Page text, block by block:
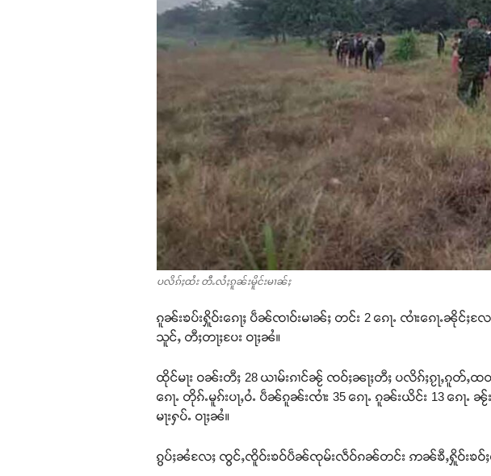
ပလိၵ်ႈထႆး တီႉလႆႈၵူၼ်းမိူင်းမၢၼ်ႈ
ၵူၼ်းၶပ်းႁိူဝ်းၵေႃႈ ပဵၼ်ၸၢဝ်းမၢၼ်ႈ တင်း 2 ၵေႃႉ ၸၢႆးၵေႃႉၼိုင်ႈလ
သူင်ႇ တီႈတႃႈပႄး ဝႃႈၼႆ။
ထိုင်မႃး ဝၼ်းတီႈ 28 ယၢမ်းၵၢင်ၼႂ် ၸဝ်ႈၼႃႈတီႈ ပလိၵ်ႈၵႂႃႇၵူ
ၵေႃႉ တိုၵ်ႉမူၵ်းပႃႇဝႆႉ ပဵၼ်ၵူၼ်းၸၢႆး 35 ၵေႃႉ ၵူၼ်းယိင်း 13 ၵေ
မႃးႁပ်ႉ ဝႃႈၼႆ။
ၵွပ်ႈၼႆလႄႈ ၸွင်ႇၸိူဝ်းၶဝ်ပဵၼ်ၸုမ်းလဵဝ်ၵၼ်တင်း ဢၼ်ၶီႇႁိူဝ်းၶဝ်ႈ